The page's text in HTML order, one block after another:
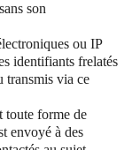
son
ou IP
identifiants frelatés
transmis via ce
toute forme de
envoyé à des